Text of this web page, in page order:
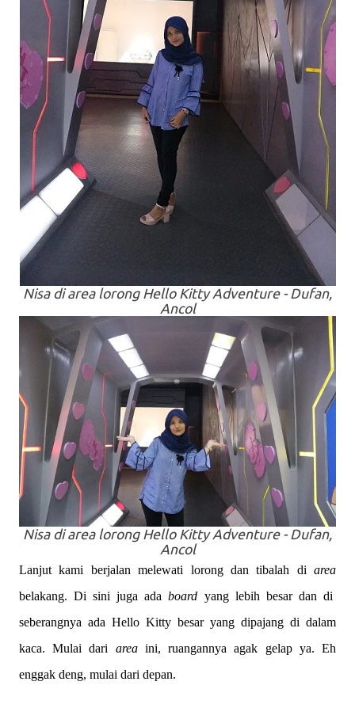
Nisa diarealorong Hello Kitty Adventure - Dufan,
Ancol
Nisa diarea lorong Hello Kitty Adventure - Dufan,
Ancol
Lanjut kami berjalan melewati lorong dan tibalah di area
belakang. Di sini juga adaboard yang lebih besar dan di
seberangnya ada Hello Kitty besar yang dipajang di dalam
kaca. Mulai dari area ini, ruangannya agak gelap ya. Eh
enggak deng, mulai dari depan.